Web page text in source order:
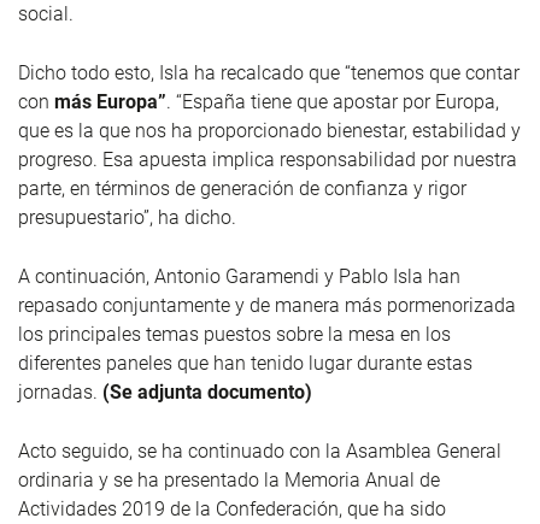
social.
Dicho todo esto, Isla ha recalcado que “tenemos que contar
con más Europa”. “España tiene que apostar por Europa,
que es la que nos ha proporcionado bienestar, estabilidad y
progreso. Esa apuesta implica responsabilidad por nuestra
parte, en términos de generación de confianza y rigor
presupuestario”, ha dicho.
A continuación, Antonio Garamendi y Pablo Isla han
repasado conjuntamente y de manera más pormenorizada
los principales temas puestos sobre la mesa en los
diferentes paneles que han tenido lugar durante estas
jornadas. (Se adjunta documento)
Acto seguido, se ha continuado con la Asamblea General
ordinaria y se ha presentado la Memoria Anual de
Actividades 2019 de la Confederación, que ha sido